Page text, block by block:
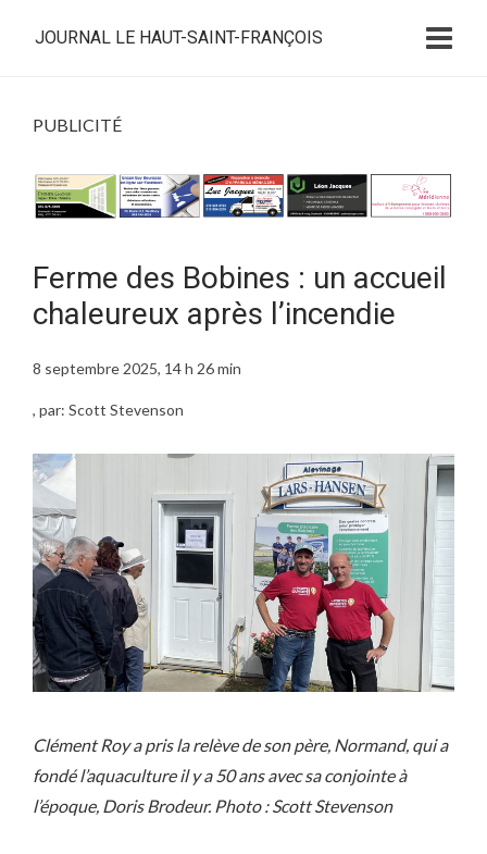
JOURNAL LE HAUT-SAINT-FRANÇOIS
PUBLICITÉ
Ferme des Bobines : un accueil
chaleureux après l’incendie
8 septembre 2025, 14 h 26 min
, par: Scott Stevenson
Clément Roy a pris la relève de son père, Normand, qui a
fondé l’aquaculture il y a 50 ans avec sa conjointe à
l’époque, Doris Brodeur. Photo : Scott Stevenson